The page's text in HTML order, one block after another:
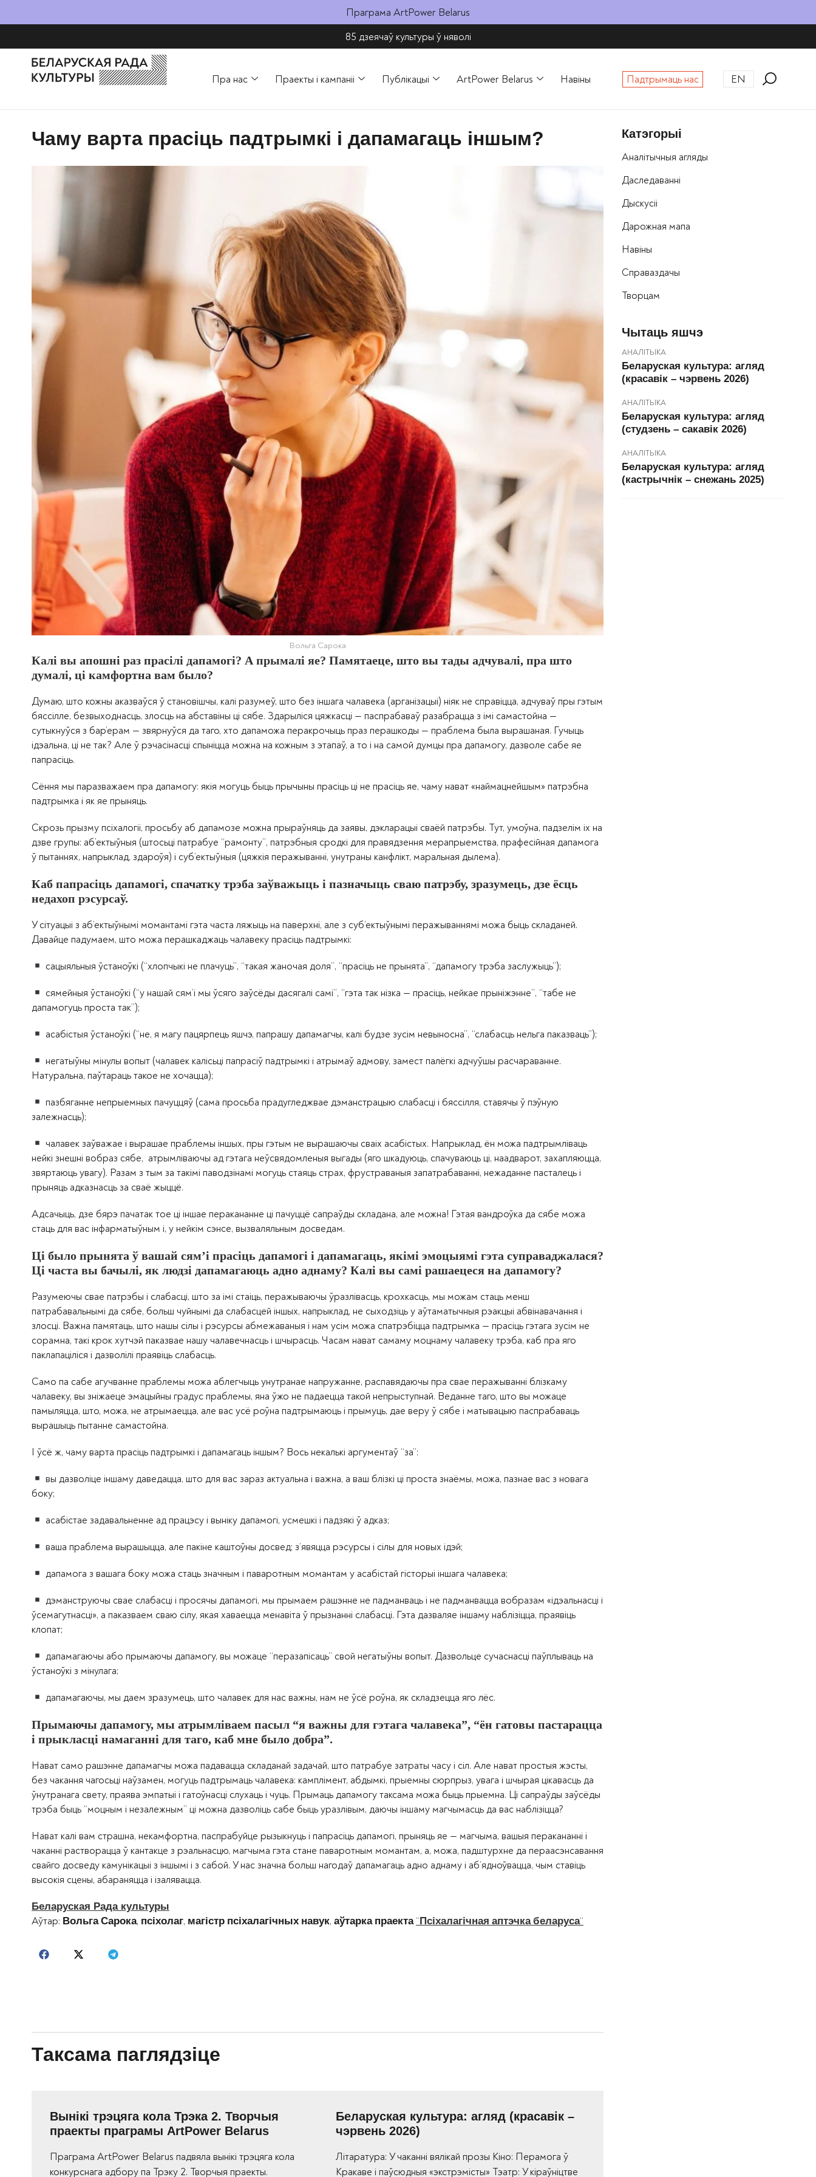
Праграма ArtPower Belarus
85 дзеячаў культуры ў няволі​
Пра нас Праекты і кампаніі Публікацыі ArtPower Belarus Навіны Падтрымаць нас EN
Чаму варта прасіць падтрымкі і дапамагаць іншым?
Вольга Сарока
Калі вы апошні раз прасілі дапамогі? А прымалі яе? Памятаеце, што вы тады адчувалі, пра што
думалі, ці камфортна вам было?
Думаю, што кожны аказваўся ў становішчы, калі разумеў, што без іншага чалавека (арганізацыі) ніяк не справіцца, адчуваў пры гэтым
бяссілле, безвыходнасць, злосць на абставіны ці сябе. Здарыліся цяжкасці — паспрабаваў разабрацца з імі самастойна —
сутыкнуўся з бар’ерам — звярнуўся да таго, хто дапаможа перакрочыць праз перашкоды — праблема была вырашаная. Гучыць
ідэальна, ці не так? Але ў рэчасінасці спыніцца можна на кожным з этапаў, а то і на самой думцы пра дапамогу, дазволе сабе яе
папрасіць.
Сёння мы паразважаем пра дапамогу: якія могуць быць прычыны прасіць ці не прасіць яе, чаму нават «наймацнейшым» патрэбна
падтрымка і як яе прыняць.
Скрозь прызму псіхалогіі, просьбу аб дапамозе можна прыраўняць да заявы, дэкларацыі сваёй патрэбы. Тут, умоўна, падзелім іх на
дзве групы: аб’ектыўныя (штосьці патрабуе “рамонту”, патрэбныя сродкі для правядзення мерапрыемства, прафесійная дапамога
ў пытаннях, напрыклад, здароўя) і суб’ектыўныя (цяжкія перажыванні, унутраны канфлікт, маральная дылема).
Каб папрасіць дапамогі, спачатку трэба заўважыць і пазначыць сваю патрэбу, зразумець, дзе ёсць
недахоп рэсурсаў.
У сітуацыі з аб’ектыўнымі момантамі гэта часта ляжыць на паверхні, але з суб’ектыўнымі перажываннямі можа быць складаней.
Давайце падумаем, што можа перашкаджаць чалавеку прасіць падтрымкі:
сацыяльныя ўстаноўкі (“хлопчыкі не плачуць”, “такая жаночая доля”, “прасіць не прынята”, “дапамогу трэба заслужыць”);
сямейныя ўстаноўкі (“у нашай сям’і мы ўсяго заўсёды дасягалі самі”, “гэта так нізка — прасіць, нейкае прыніжэнне”, “табе не
дапамогуць проста так”);
асабістыя ўстаноўкі (“не, я магу пацярпець яшчэ, папрашу дапамагчы, калі будзе зусім невыносна”, “слабасць нельга паказваць”);
негатыўны мінулы вопыт (чалавек калісьці папрасіў падтрымкі і атрымаў адмову, замест палёгкі адчуўшы расчараванне.
Натуральна, паўтараць такое не хочацца);
пазбяганне непрыемных пачуццяў (сама просьба прадугледжвае дэманстрацыю слабасці і бяссілля, ставячы ў пэўную
залежнасць);
чалавек заўважае і вырашае праблемы іншых, пры гэтым не вырашаючы сваіх асабістых. Напрыклад, ён можа падтрымліваць
нейкі знешні вобраз сябе, атрымліваючы ад гэтага неўсвядомленыя выгады (яго шкадуюць, спачуваюць ці, наадварот, захапляюцца,
звяртаюць увагу). Разам з тым за такімі паводзінамі могуць стаяць страх, фрустраваныя запатрабаванні, нежаданне пасталець і
прыняць адказнасць за сваё жыццё.
Адсачыць, дзе бярэ пачатак тое ці іншае перакананне ці пачуццё сапраўды складана, але можна! Гэтая вандроўка да сябе можа
стаць для вас інфарматыўным і, у нейкім сэнсе, вызваляльным досведам.
Ці было прынята ў вашай сям’і прасіць дапамогі і дапамагаць, якімі эмоцыямі гэта суправаджалася?
Ці часта вы бачылі, як людзі дапамагаюць адно аднаму? Калі вы самі рашаецеся на дапамогу?
Разумеючы свае патрэбы і слабасці, што за імі стаіць, перажываючы ўразлівасць, крохкасць, мы можам стаць менш
патрабавальнымі да сябе, больш чуйнымі да слабасцей іншых, напрыклад, не сыходзіць у аўтаматычныя рэакцыі абвінавачання і
злосці. Важна памятаць, што нашы сілы і рэсурсы абмежаваныя і нам усім можа спатрэбіцца падтрымка — прасіць гэтага зусім не
сорамна, такі крок хутчэй паказвае нашу чалавечнасць і шчырасць. Часам нават самаму моцнаму чалавеку трэба, каб пра яго
паклапаціліся і дазволілі праявіць слабасць.
Само па сабе агучванне праблемы можа аблегчыць унутранае напружанне, распавядаючы пра свае перажыванні блізкаму
чалавеку, вы зніжаеце эмацыйны градус праблемы, яна ўжо не падаецца такой непрыступнай. Веданне таго, што вы можаце
памыляцца, што, можа, не атрымаецца, але вас усё роўна падтрымаюць і прымуць, дае веру ў сябе і матывацыю паспрабаваць
вырашыць пытанне самастойна.
І ўсё ж, чаму варта прасіць падтрымкі і дапамагаць іншым? Вось некалькі аргументаў “за”:
вы дазволіце іншаму даведацца, што для вас зараз актуальна і важна, а ваш блізкі ці проста знаёмы, можа, пазнае вас з новага
боку;
асабістае задавальненне ад працэсу і выніку дапамогі, усмешкі і падзякі ў адказ;
ваша праблема вырашыцца, але пакіне каштоўны досвед; з’явяцца рэсурсы і сілы для новых ідэй;
дапамога з вашага боку можа стаць значным і паваротным момантам у асабістай гісторыі іншага чалавека;
дэманструючы свае слабасці і просячы дапамогі, мы прымаем рашэнне не падманваць і не падманвацца вобразам «ідэальнасці і
ўсемагутнасці», а паказваем сваю сілу, якая хаваецца менавіта ў прызнанні слабасці. Гэта дазваляе іншаму наблізіцца, праявіць
клопат;
дапамагаючы або прымаючы дапамогу, вы можаце “перазапісаць” свой негатыўны вопыт. Дазвольце сучаснасці паўплываць на
ўстаноўкі з мінулага;
дапамагаючы, мы даем зразумець, што чалавек для нас важны, нам не ўсё роўна, як складзецца яго лёс.
Прымаючы дапамогу, мы атрымліваем пасыл “я важны для гэтага чалавека”, “ён гатовы пастарацца
і прыкласці намаганні для таго, каб мне было добра”.
Нават само рашэнне дапамагчы можа падавацца складанай задачай, што патрабуе затраты часу і сіл. Але нават простыя жэсты,
без чакання чагосьці наўзамен, могуць падтрымаць чалавека: камплімент, абдымкі, прыемны сюрпрыз, увага і шчырая цікавасць да
ўнутранага свету, праява эмпатыі і гатоўнасці слухаць і чуць. Прымаць дапамогу таксама можа быць прыемна. Ці сапраўды заўсёды
трэба быць “моцным і незалежным” ці можна дазволіць сабе быць уразлівым, даючы іншаму магчымасць да вас наблізіцца?
Нават калі вам страшна, некамфортна, паспрабуйце рызыкнуць і папрасіць дапамогі, прыняць яе — магчыма, вашыя перакананні і
чаканні растворацца ў кантакце з рэальнасцю, магчыма гэта стане паваротным момантам, а, можа, падштурхне да пераасэнсавання
свайго досведу камунікацыі з іншымі і з сабой. У нас значна больш нагодаў дапамагаць адно аднаму і аб’ядноўвацца, чым ставіць
высокія сцены, абараняцца і ізалявацца.
Беларуская Рада культуры
Аўтар: Вольга Сарока, псіхолаг, магістр псіхалагічных навук, аўтарка праекта “Псіхалагічная аптэчка беларуса“
Таксама паглядзіце
Вынікі трэцяга кола Трэка 2. Творчыя
праекты праграмы ArtPower Belarus
Праграма ArtPower Belarus падвяла вынікі трэцяга кола
конкурснага адбору па Трэку 2. Творчыя праекты.
Беларуская культура: агляд (красавік –
чэрвень 2026)
Літаратура: У чаканні вялікай прозы Кіно: Перамога ў
Кракаве і паўсюдныя «экстрэмісты» Тэатр: У кіраўніцтве
Катэгорыі
Аналітычныя агляды
Даследаванні
Дыскусіі
Дарожная мапа
Навіны
Справаздачы
Творцам
Чытаць яшчэ
АНАЛІТЫКА
Беларуская культура: агляд
(красавік – чэрвень 2026)
АНАЛІТЫКА
Беларуская культура: агляд
(студзень – сакавік 2026)
АНАЛІТЫКА
Беларуская культура: агляд
(кастрычнік – снежань 2025)